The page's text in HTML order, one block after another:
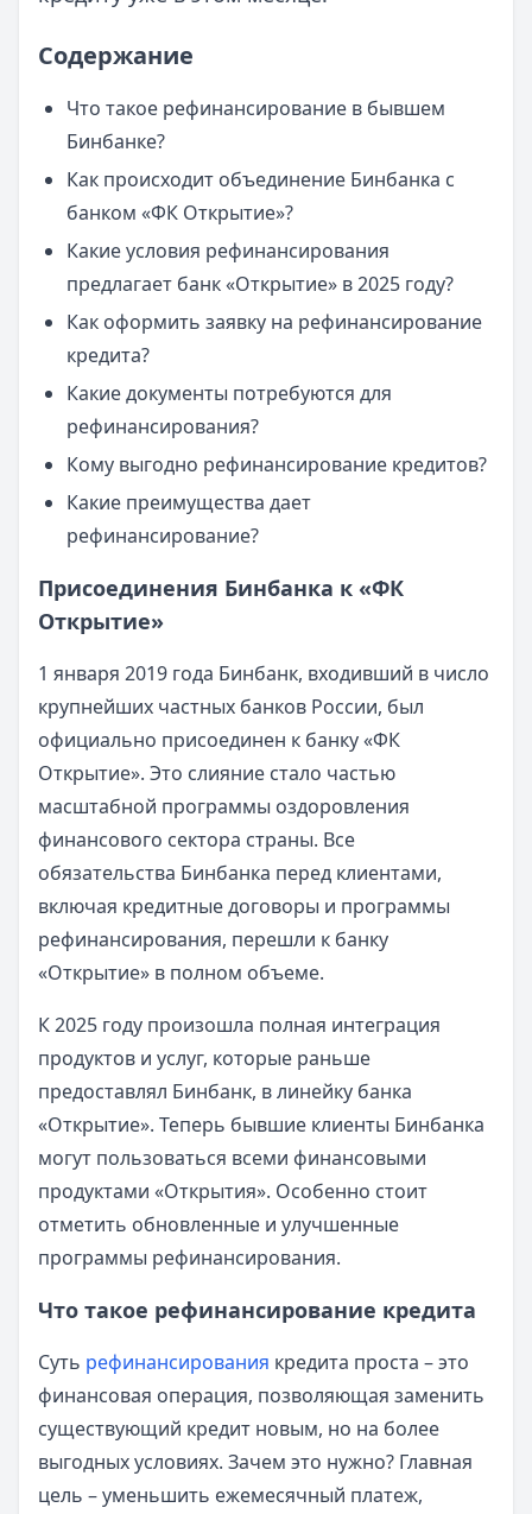
Содержание
Что такое рефинансирование в бывшем
Бинбанке?
Как происходит объединение Бинбанка с
банком «ФК Открытие»?
Какие условия рефинансирования
предлагает банк «Открытие» в 2025 году?
Как оформить заявку на рефинансирование
кредита?
Какие документы потребуются для
рефинансирования?
Кому выгодно рефинансирование кредитов?
Какие преимущества дает
рефинансирование?
Присоединения Бинбанка к «ФК
Открытие»
1 января 2019 года Бинбанк, входивший в число
крупнейших частных банков России, был
официально присоединен к банку «ФК
Открытие». Это слияние стало частью
масштабной программы оздоровления
финансового сектора страны. Все
обязательства Бинбанка перед клиентами,
включая кредитные договоры и программы
рефинансирования, перешли к банку
«Открытие» в полном объеме.
К 2025 году произошла полная интеграция
продуктов и услуг, которые раньше
предоставлял Бинбанк, в линейку банка
«Открытие». Теперь бывшие клиенты Бинбанка
могут пользоваться всеми финансовыми
продуктами «Открытия». Особенно стоит
отметить обновленные и улучшенные
программы рефинансирования.
Что такое рефинансирование кредита
Суть рефинансирования кредита проста – это
финансовая операция, позволяющая заменить
существующий кредит новым, но на более
выгодных условиях. Зачем это нужно? Главная
цель – уменьшить ежемесячный платеж,